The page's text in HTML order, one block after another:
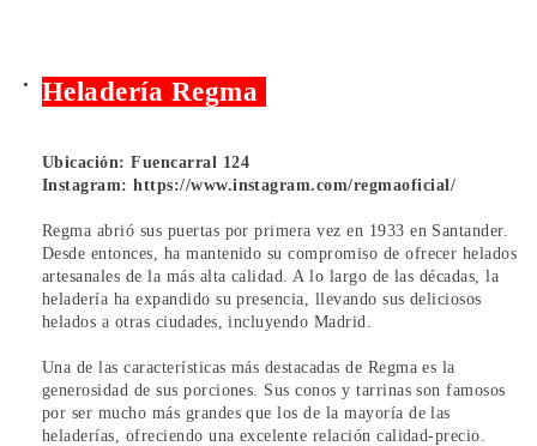
Heladería Regma
Ubicación: Fuencarral 124
Instagram:https://www.instagram.com/regmaoficial/
Regma abrió sus puertas por primera vez en 1933 en Santander.
Desde entonces, ha mantenido su compromiso de ofrecer helados
artesanales de la más alta calidad. A lo largo de las décadas, la
heladería ha expandido su presencia, llevando sus deliciosos
helados a otras ciudades, incluyendo Madrid.
Una de las características más destacadas de Regma es la
generosidad de sus porciones. Sus conos y tarrinas son famosos
por ser mucho más grandes que los de la mayoría de las
heladerías, ofreciendo una excelente relación calidad-precio.